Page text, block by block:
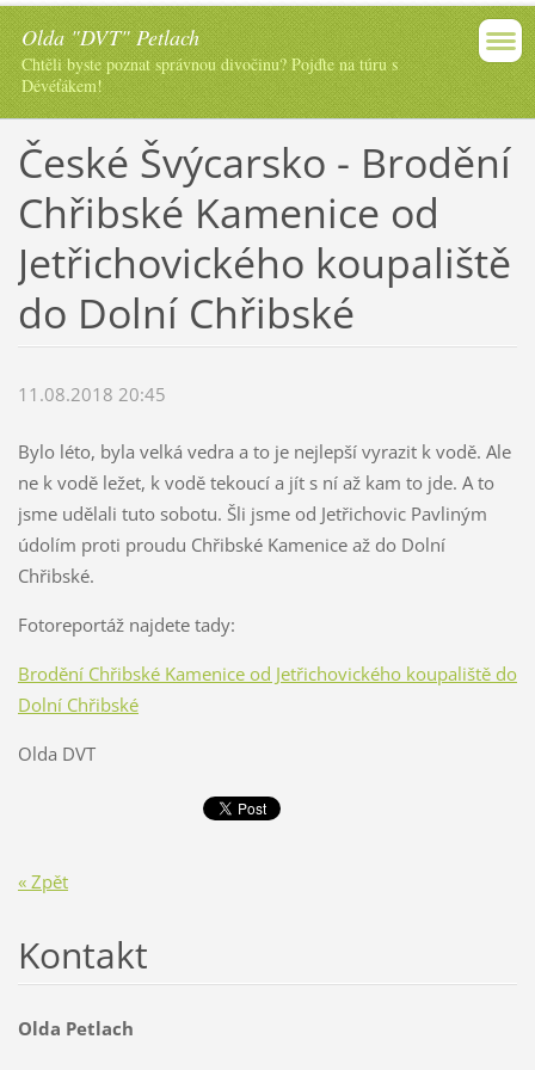
Olda "DVT" Petlach
Chtěli byste poznat správnou divočinu? Pojďte na túru s
Dévéťákem!
České Švýcarsko - Brodění
Chřibské Kamenice od
Jetřichovického koupaliště
do Dolní Chřibské
11.08.2018 20:45
Bylo léto, byla velká vedra a to je nejlepší vyrazit k vodě. Ale
ne k vodě ležet, k vodě tekoucí a jít s ní až kam to jde. A to
jsme udělali tuto sobotu. Šli jsme od Jetřichovic Pavliným
údolím proti proudu Chřibské Kamenice až do Dolní
Chřibské.
Fotoreportáž najdete tady:
Brodění Chřibské Kamenice od Jetřichovického koupaliště do
Dolní Chřibské
Olda DVT
« Zpět
Kontakt
Olda Petlach